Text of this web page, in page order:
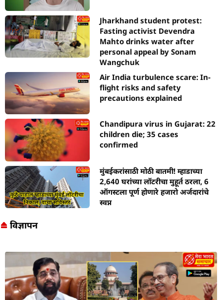
Jharkhand student protest:
Fasting activist Devendra
Mahto drinks water after
personal appeal by Sonam
Wangchuk
Air India turbulence scare: In-
flight risks and safety
precautions explained
Chandipura virus in Gujarat: 22
children die; 35 cases
confirmed
मुंबईकरांसाठी मोठी बातमी! म्हाडाच्या
2,640 घरांच्या लॉटरीचा मुहूर्त ठरला, 6
ऑगस्टला पूर्ण होणारे हजारो अर्जदारांचे
स्वप्न
विज्ञापन